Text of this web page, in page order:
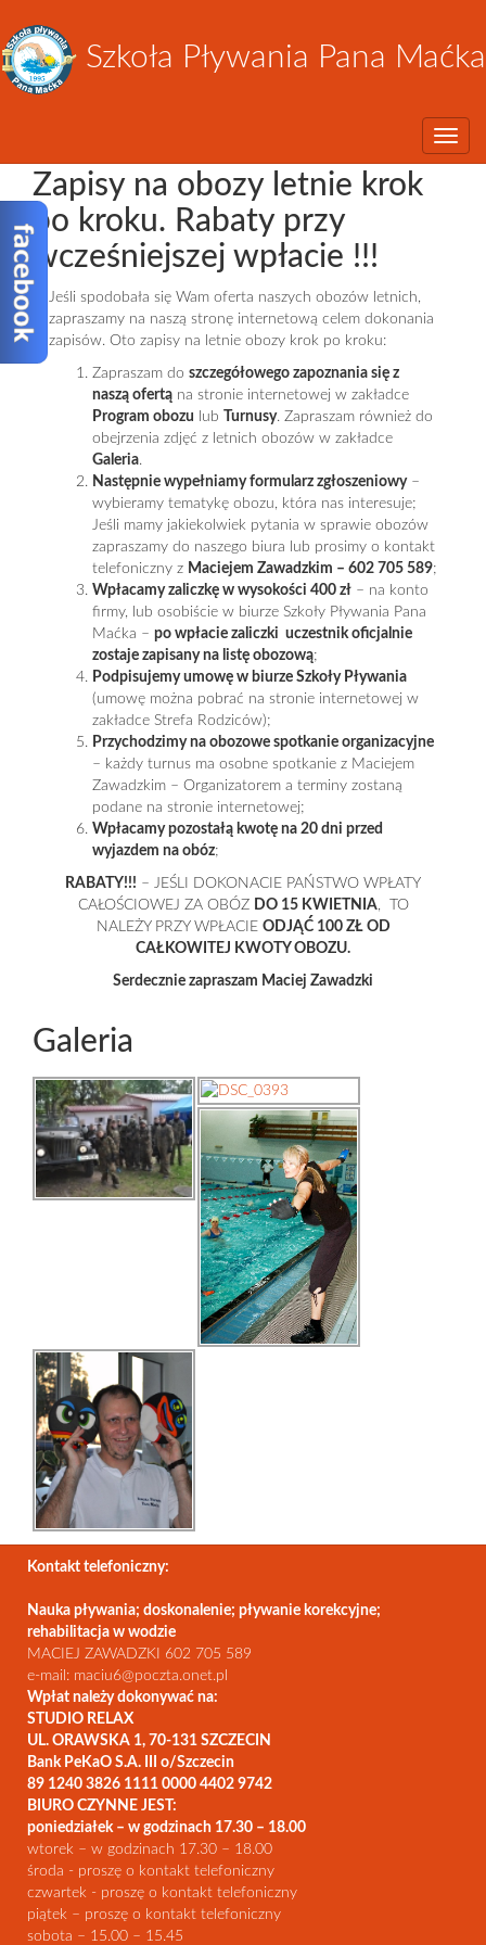
Szkoła Pływania Pana Maćka
Zapisy na obozy letnie krok
po kroku. Rabaty przy
wcześniejszej wpłacie !!!
Jeśli spodobała się Wam oferta naszych obozów letnich,
zapraszamy na naszą stronę internetową celem dokonania
zapisów. Oto zapisy na letnie obozy krok po kroku:
Zapraszam do szczegółowego zapoznania się z
naszą ofertą na stronie internetowej w zakładce
Program obozu lub Turnusy. Zapraszam również do
obejrzenia zdjęć z letnich obozów w zakładce
Galeria.
Następnie wypełniamy formularz zgłoszeniowy–
wybieramy tematykę obozu, która nas interesuje;
Jeśli mamy jakiekolwiek pytania w sprawie obozów
zapraszamy do naszego biura lub prosimy o kontakt
telefoniczny z Maciejem Zawadzkim – 602 705 589;
Wpłacamy zaliczkę w wysokości 400 zł – na konto
firmy, lub osobiście w biurze Szkoły Pływania Pana
Maćka – po wpłacie zaliczki uczestnik oficjalnie
zostaje zapisany na listę obozową;
Podpisujemy umowę w biurze Szkoły Pływania
(umowę można pobrać na stronie internetowej w
zakładce Strefa Rodziców);
Przychodzimy na obozowe spotkanie organizacyjne
– każdy turnus ma osobne spotkanie z Maciejem
Zawadzkim – Organizatorem a terminy zostaną
podane na stronie internetowej;
Wpłacamy pozostałą kwotę na 20 dni przed
wyjazdem na obóz;
RABATY!!! – JEŚLI DOKONACIE PAŃSTWO WPŁATY
CAŁOŚCIOWEJ ZA OBÓZ DO 15 KWIETNIA, TO
NALEŻY PRZY WPŁACIE ODJĄĆ 100 ZŁ OD
CAŁKOWITEJ KWOTY OBOZU.
Serdecznie zapraszam Maciej Zawadzki
Galeria
Kontakt telefoniczny:
Nauka pływania; doskonalenie; pływanie korekcyjne;
rehabilitacja w wodzie
MACIEJ ZAWADZKI 602 705 589
e-mail: maciu6@poczta.onet.pl
Wpłat należy dokonywać na:
STUDIO RELAX
UL. ORAWSKA 1, 70-131 SZCZECIN
Bank PeKaO S.A. III o/Szczecin
89 1240 3826 1111 0000 4402 9742
BIURO CZYNNE JEST:
poniedziałek – w godzinach 17.30 – 18.00
wtorek – w godzinach 17.30 – 18.00
środa - proszę o kontakt telefoniczny
czwartek - proszę o kontakt telefoniczny
piątek – proszę o kontakt telefoniczny
sobota – 15.00 – 15.45